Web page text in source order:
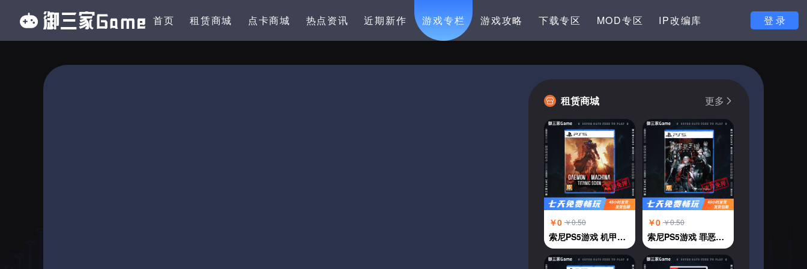
首页 租赁商城 点卡商城 热点资讯 近期新作 游戏专栏 游戏攻略 下载专区 MOD专区 IP改编库 登 录
租赁商城 更多
￥0 ￥0.50
索尼PS5游戏 机甲战魔 神话之裔 恶魔机甲 中文
￥0 ￥0.50
索尼PS5游戏 罪恶王权 中文